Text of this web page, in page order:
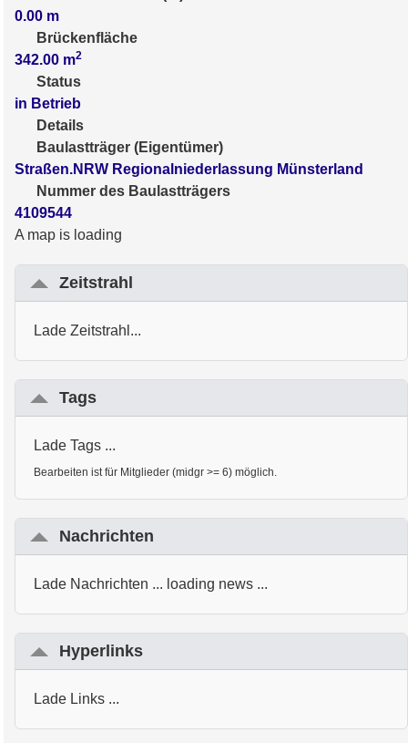
0.00 m
Brückenfläche
342.00 m2
Status
in Betrieb
Details
Baulastträger (Eigentümer)
Straßen.NRW Regionalniederlassung Münsterland
Nummer des Baulastträgers
4109544
A map is loading
Zeitstrahl
Lade Zeitstrahl...
Tags
Lade Tags ...
Bearbeiten ist für Mitglieder (midgr >= 6) möglich.
Nachrichten
Lade Nachrichten ... loading news ...
Hyperlinks
Lade Links ...